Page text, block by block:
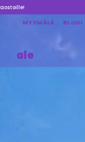
MYYMÄLÄ BLOGI
ale